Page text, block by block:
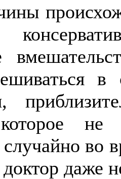
которое
во
даже